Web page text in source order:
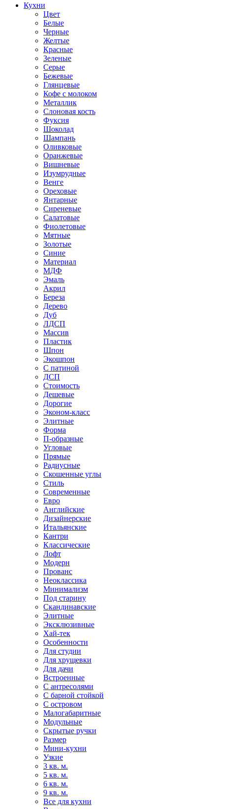
Кухни
Цвет
Белые
Черные
Желтые
Красные
Зеленые
Серые
Бежевые
Глянцевые
Кофе с молоком
Металлик
Слоновая кость
Фуксия
Шоколад
Шампань
Оливковые
Оранжевые
Вишневые
Изумрудные
Венге
Ореховые
Янтарные
Сиреневые
Салатовые
Фиолетовые
Мятные
Золотые
Синие
Материал
МДФ
Эмаль
Акрил
Береза
Дерево
Дуб
ЛДСП
Массив
Пластик
Шпон
Экошпон
С патиной
ДСП
Стоимость
Дешевые
Дорогие
Эконом-класс
Элитные
Форма
П-образные
Угловые
Прямые
Радиусные
Скошенные углы
Стиль
Современные
Евро
Английские
Дизайнерские
Итальянские
Кантри
Классические
Лофт
Модерн
Прованс
Неоклассика
Минимализм
Под старину
Скандинавские
Элитные
Эксклюзивные
Хай-тек
Особенности
Для студии
Для хрущевки
Для дачи
Встроенные
С антресолями
С барной стойкой
С островом
Малогабаритные
Модульные
Скрытые ручки
Размер
Мини-кухни
Узкие
3 кв. м.
5 кв. м.
6 кв. м.
9 кв. м.
Все для кухни